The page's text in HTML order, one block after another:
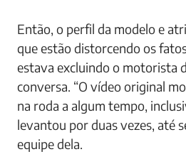
Então, o perfil da modelo e
que estão distorcendo os
estava excluindo o motorista
conversa. “O vídeo original
na roda a algum tempo,
levantou por duas vezes, até
equipe dela.